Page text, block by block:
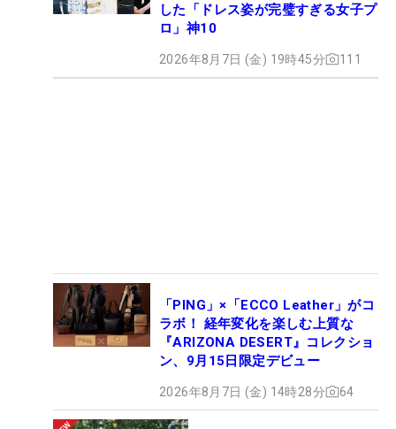
した「ドレス姿が完璧すぎる女子プ
ロ」神10
2026年8月7日 (金) 19時45分 111
「PING」×「ECCO Leather」がコ
ラボ！ 経年変化を楽しむ上質な
『ARIZONA DESERT』コレクショ
ン、9月15日限定デビュー
2026年8月7日 (金) 14時28分 64